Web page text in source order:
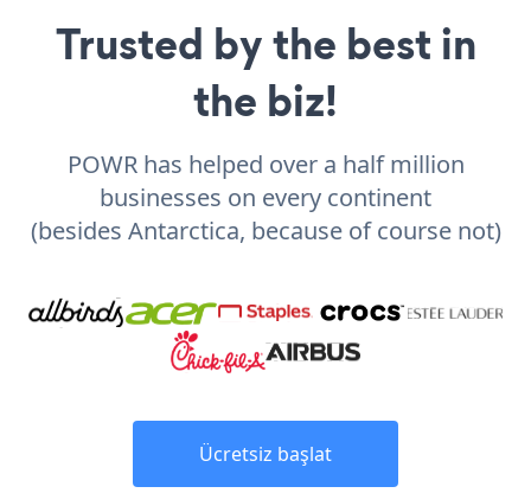
Trusted by the best in
the biz!
POWR has helped over a half million
businesses on every continent
(besides Antarctica, because of course not)
Ücretsiz başlat